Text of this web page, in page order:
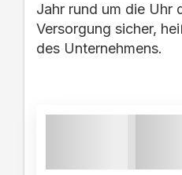
Jahr rund um die Uhr
Versorgung sicher,
des Unternehmens.